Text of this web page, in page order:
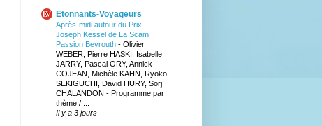
Etonnants-Voyageurs
Après-midi autour du Prix
Joseph Kessel de La Scam :
Passion Beyrouth - Olivier
WEBER, Pierre HASKI, Isabelle
JARRY, Pascal ORY, Annick
COJEAN, Michèle KAHN, Ryoko
SEKIGUCHI, David HURY, Sorj
CHALANDON - Programme par
thème / ...
Il y a 3 jours